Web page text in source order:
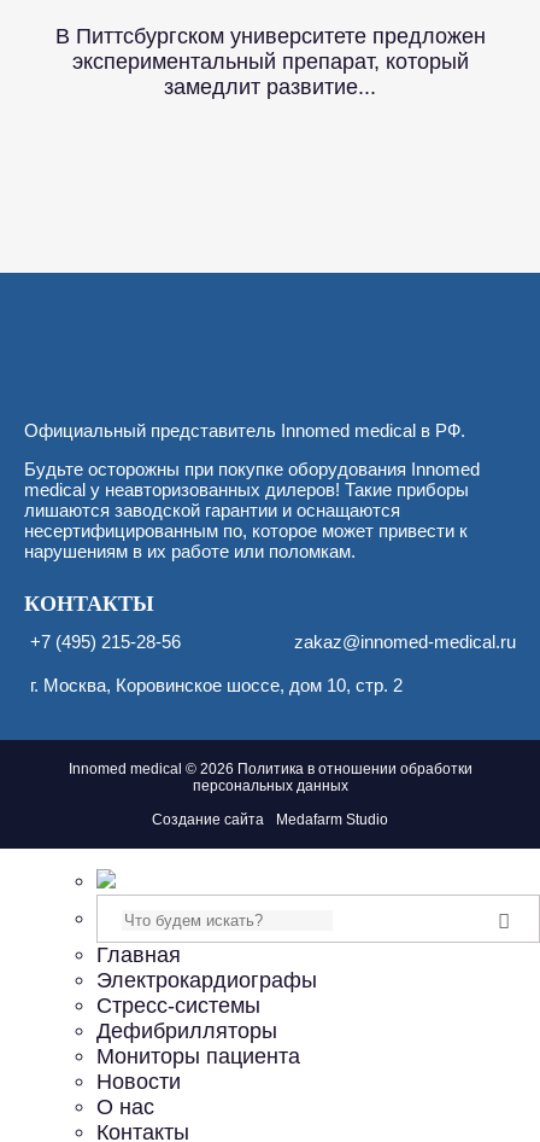
В Питтсбургском университете предложен
экспериментальный препарат, который
замедлит развитие...
Официальный представитель Innomed medical в РФ.
Будьте осторожны при покупке оборудования Innomed
medical у неавторизованных дилеров! Такие приборы
лишаются заводской гарантии и оснащаются
несертифицированным по, которое может привести к
нарушениям в их работе или поломкам.
КОНТАКТЫ
+7 (495) 215-28-56 zakaz@innomed-medical.ru
г. Москва, Коровинское шоссе, дом 10, стр. 2
Innomed medical © 2026 Политика в отношении обработки
персональных данных
Создание сайта
Medafarm Studio
Поиск
Главная
Электрокардиографы
Стресс-системы
Дефибрилляторы
Мониторы пациента
Новости
О нас
Контакты